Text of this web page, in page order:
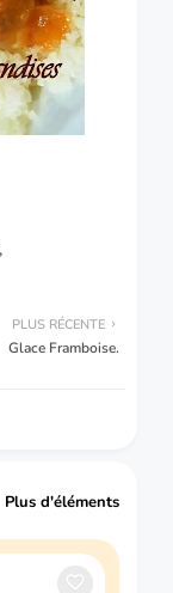
PLUS RÉCENTE
Glace Framboise.
Plus d'éléments